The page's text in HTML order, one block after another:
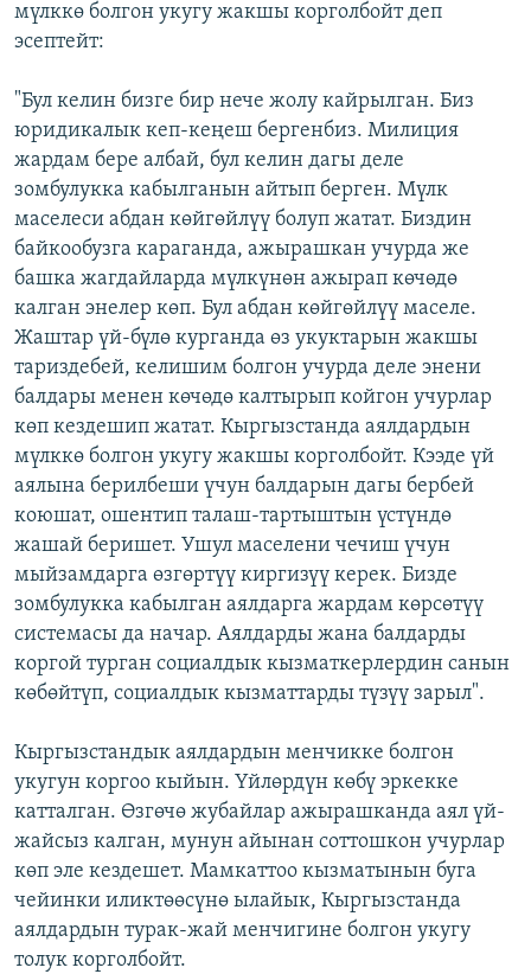
мүлккө болгон укугу жакшы корголбойт деп
эсептейт:
"Бул келин бизге бир нече жолу кайрылган. Биз
юридикалык кеп-кеңеш бергенбиз. Милиция
жардам бере албай, бул келин дагы деле
зомбулукка кабылганын айтып берген. Мүлк
маселеси абдан көйгөйлүү болуп жатат. Биздин
байкообузга караганда, ажырашкан учурда же
башка жагдайларда мүлкүнөн ажырап көчөдө
калган энелер көп. Бул абдан көйгөйлүү маселе.
Жаштар үй-бүлө курганда өз укуктарын жакшы
тариздебей, келишим болгон учурда деле энени
балдары менен көчөдө калтырып койгон учурлар
көп кездешип жатат. Кыргызстанда аялдардын
мүлккө болгон укугу жакшы корголбойт. Кээде үй
аялына берилбеши үчун балдарын дагы бербей
коюшат, ошентип талаш-тартыштын үстүндө
жашай беришет. Ушул маселени чечиш үчун
мыйзамдарга өзгөртүү киргизүү керек. Бизде
зомбулукка кабылган аялдарга жардам көрсөтүү
системасы да начар. Аялдарды жана балдарды
коргой турган социалдык кызматкерлердин санын
көбөйтүп, социалдык кызматтарды түзүү зарыл".
Кыргызстандык аялдардын менчикке болгон
укугун коргоо кыйын. Үйлөрдүн көбү эркекке
катталган. Өзгөчө жубайлар ажырашканда аял үй-
жайсыз калган, мунун айынан соттошкон учурлар
көп эле кездешет. Мамкаттоо кызматынын буга
чейинки иликтөөсүнө ылайык, Кыргызстанда
аялдардын турак-жай менчигине болгон укугу
толук корголбойт.